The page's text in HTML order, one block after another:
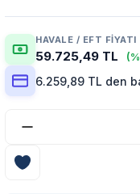
HAVALE / EFT FIYATI
59.725,49 TL
6.259,89 TL den